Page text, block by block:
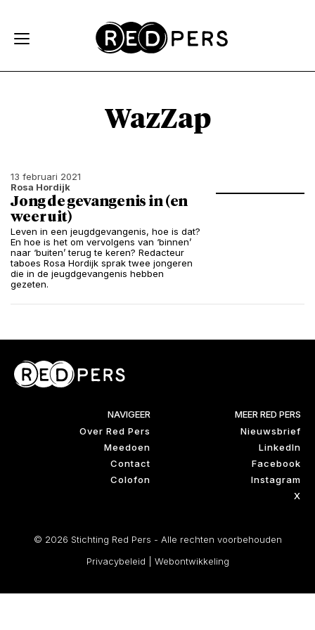
WazZap
13 februari 2021
Rosa Hordijk
Jong de gevangenis in (en
weer uit)
Leven in een jeugdgevangenis, hoe is dat?
En hoe is het om vervolgens van ‘binnen’
naar ‘buiten’ terug te keren? Redacteur
taboes Rosa Hordijk sprak twee jongeren
die in de jeugdgevangenis hebben
gezeten.
NAVIGEER
Over Red Pers
Meedoen
Contact
Colofon
MEER RED PERS
Nieuwsbrief
LinkedIn
Facebook
Instagram
X
© 2026 Stichting Red Pers - Alle rechten voorbehouden
Privacybeleid
Webontwikkeling